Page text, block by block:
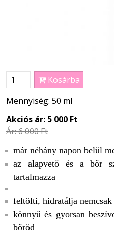
Kosárba
Mennyiség: 50 ml
Akciós ár: 5 000 Ft
Ár:6 000 Ft
már néhány napon belül
az alapvető és a bőr
tartalmazza
feltölti, hidratálja nemcsak
könnyű és gyorsan
bőröd